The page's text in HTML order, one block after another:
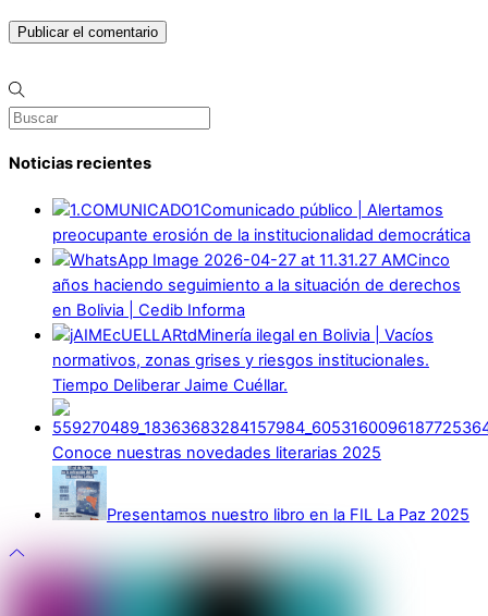
Noticias recientes
Comunicado público | Alertamos
preocupante erosión de la institucionalidad democrática
Cinco
años haciendo seguimiento a la situación de derechos
en Bolivia | Cedib Informa
Minería ilegal en Bolivia | Vacíos
normativos, zonas grises y riesgos institucionales.
Tiempo Deliberar Jaime Cuéllar.
Conoce nuestras novedades literarias 2025
Presentamos nuestro libro en la FIL La Paz 2025